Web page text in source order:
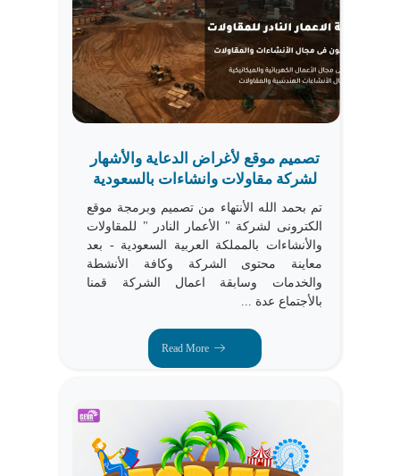
تصميم موقع لأغراض الدعاية والأشهار
لشركة مقاولات وانشاءات بالسعودية
تم بحمد الله الأنتهاء من تصميم وبرمجة موقع
الكترونى لشركة " الأعمار النادر " للمقاولات
والأنشاءات بالمملكة العربية السعودية - بعد
معاينة محتوى الشركة وكافة الأنشطة
والخدمات وسابقة اعمال الشركة قمنا
بالأجتماع عدة ...
Read More